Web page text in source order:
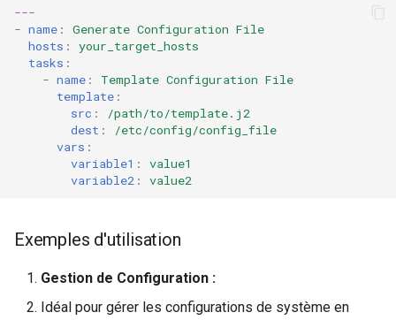
---
- name :
Generate Configuration File
hosts :
your_target_hosts
tasks :
- name :
Template Configuration File
template :
src :
/path/to/template.j2
dest :
/etc/config/config_file
vars :
variable1 :
value1
variable2 : value2
Exemples d'utilisation
Gestion de Configuration :
Idéal pour gérer les configurations de système en